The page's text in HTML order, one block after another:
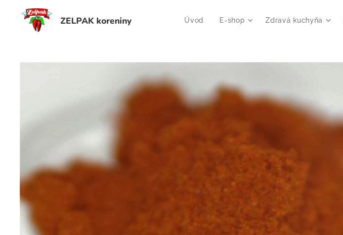
ZELPAK koreniny Úvod E-shop Zdravá kuchyňa